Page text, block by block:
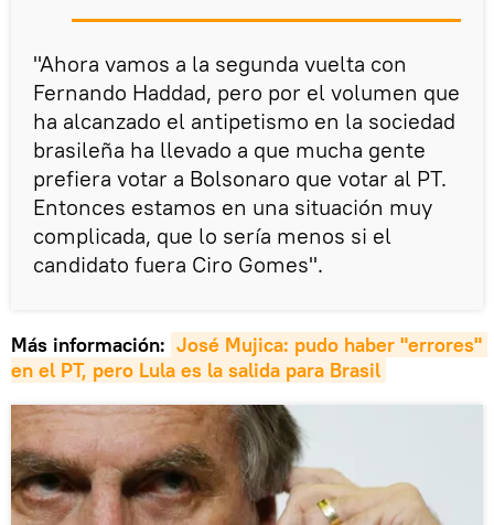
"Ahora vamos a la segunda vuelta con
Fernando Haddad, pero por el volumen que
ha alcanzado el antipetismo en la sociedad
brasileña ha llevado a que mucha gente
prefiera votar a Bolsonaro que votar al PT.
Entonces estamos en una situación muy
complicada, que lo sería menos si el
candidato fuera Ciro Gomes".
Más información: José Mujica: pudo haber "errores"
en el PT, pero Lula es la salida para Brasil